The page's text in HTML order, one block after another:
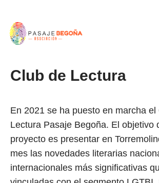
Club de Lectura
En 2021 se ha puesto en marcha el
Lectura Pasaje Begoña. El objetivo
proyecto es presentar en
mes las novedades literarias
internacionales más significativas